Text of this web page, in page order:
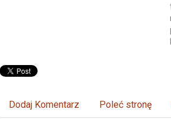
Dodaj Komentarz Poleć stronę